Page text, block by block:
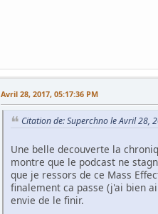
Avril 28, 2017, 05:17:36 PM
Citation de: Superchno le Avril 28,
Une belle decouverte la
montre que le podcast ne
que je ressors de ce Mass
finalement ca passe (j'ai bien
envie de le finir.